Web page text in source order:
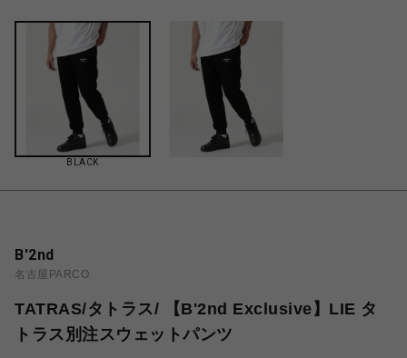
BLACK
B'2nd
名古屋PARCO
TATRAS/タトラス/ 【B'2nd Exclusive】LIE タ
トラス別注スウェットパンツ